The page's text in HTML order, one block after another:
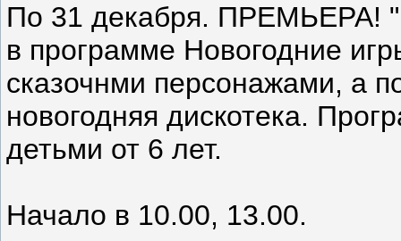
По 31 декабря. ПРЕМЬЕРА!
в программе Новогодние
сказочнми персонажами, а
новогодняя дискотека.
детьми от 6 лет.
Начало в 10.00, 13.00.